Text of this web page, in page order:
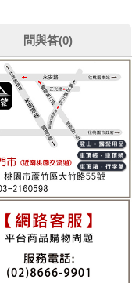
問與答(0)